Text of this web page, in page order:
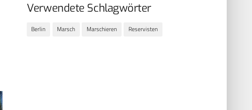
Verwendete Schlagwörter
Berlin Marsch Marschieren Reservisten